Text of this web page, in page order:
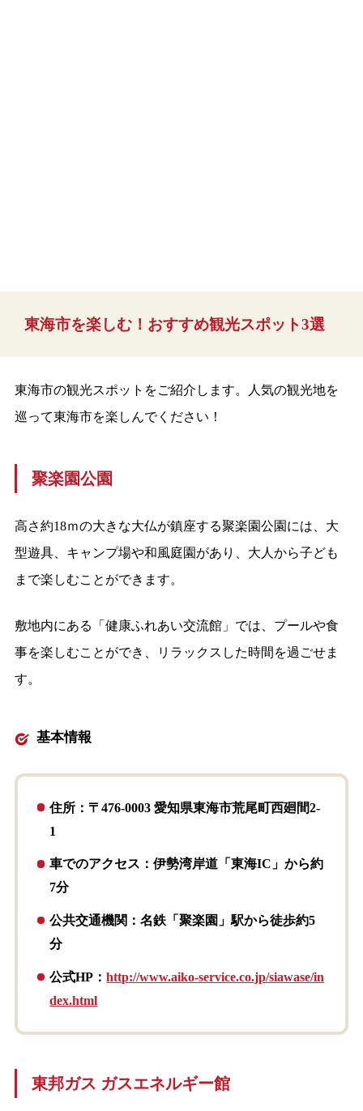
東海市を楽しむ！おすすめ観光スポット3選
東海市の観光スポットをご紹介します。人気の観光地を
巡って東海市を楽しんでください！
聚楽園公園
高さ約18ｍの大きな大仏が鎮座する聚楽園公園には、大
型遊具、キャンプ場や和風庭園があり、大人から子ども
まで楽しむことができます。
敷地内にある「健康ふれあい交流館」では、プールや食
事を楽しむことができ、リラックスした時間を過ごせま
す。
基本情報
住所：〒476-0003 愛知県東海市荒尾町西廻間2-
1
車でのアクセス：伊勢湾岸道「東海IC」から約
7分
公共交通機関：名鉄「聚楽園」駅から徒歩約5
分
公式HP：http://www.aiko-service.co.jp/siawase/in
dex.html
東邦ガス ガスエネルギー館